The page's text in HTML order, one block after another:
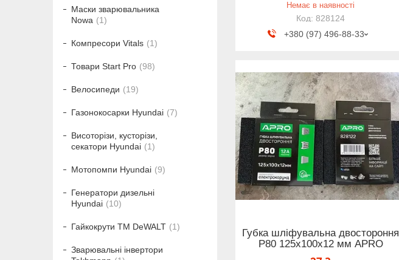
Немає в наявності
828124
+380 (97) 496-88-33
Губка шліфувальна двостороння
Р80 125х100х12 мм APRO
Маски зварювальника
Nowa
1
Компресори Vitals 1
Товари Start Pro 98
Велосипеди 19
Газонокосарки Hyundai 7
Висоторізи, кусторізи,
секатори Hyundai
1
Мотопомпи Hyundai 9
Генератори дизельні
Hyundai
10
Гайкокрути ТМ DeWALT 1
Зварювальні інвертори